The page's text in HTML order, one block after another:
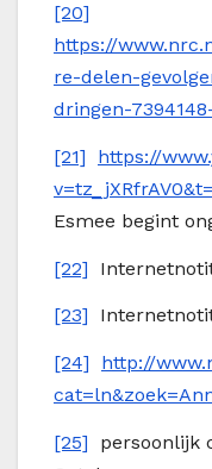
[20]
https://
re-delen-
dringen-
[21]
https://
Esmee begint
[22]
[23]
[24]
http://
[25] persoonlijk